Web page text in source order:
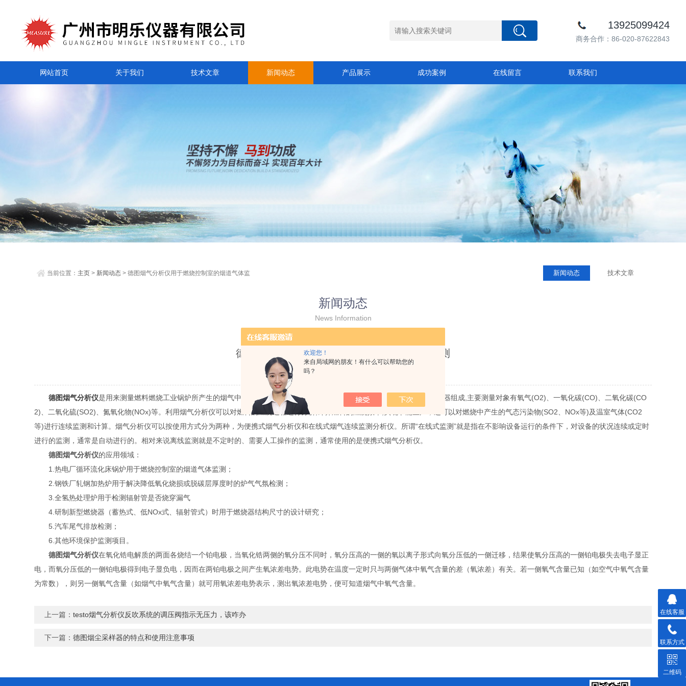
欢迎您！
来自局域网的朋友！有什么可以帮助您的
吗？
13925099424
商务合作：86-020-87622843
网站首页 关于我们 技术文章 新闻动态 产品展示 成功案例 在线留言 联系我们
当前位置： 主页 > 新闻动态 > 德图烟气分析仪用于燃烧控制室的烟道气体监 新闻动态 技术文章
新闻动态
News Information
德图烟气分析仪用于燃烧控制室的烟道气体监测
更新时间：2022-06-20 点击次数：1172
德图烟气分析仪是用来测量燃料燃烧工业锅炉所产生的烟气中污染气体成分的仪器,一般由红外、化学发光、电化学等多种传感器组成,主要测量对象有氧气(O2)、一氧化碳(CO)、二氧化碳(CO
2)、二氧化硫(SO2)、氮氧化物(NOx)等。利用烟气分析仪可以对燃料的燃烧过程进行分析,计算燃料的燃烧效率,实现节能生产；还可以对燃烧中产生的气态污染物(SO2、NOx等)及温室气体(CO2
等)进行连续监测和计算。烟气分析仪可以按使用方式分为两种，为便携式烟气分析仪和在线式烟气连续监测分析仪。所谓“在线式监测”就是指在不影响设备运行的条件下，对设备的状况连续或定时
进行的监测，通常是自动进行的。相对来说离线监测就是不定时的、需要人工操作的监测，通常使用的是便携式烟气分析仪。
德图烟气分析仪的应用领域：
1.热电厂循环流化床锅炉用于燃烧控制室的烟道气体监测；
2.钢铁厂轧钢加热炉用于解决降低氧化烧损或脱碳层厚度时的炉气气氛检测；
3.全氢热处理炉用于检测辐射管是否烧穿漏气
4.研制新型燃烧器（蓄热式、低NOx式、辐射管式）时用于燃烧器结构尺寸的设计研究；
5.汽车尾气排放检测；
6.其他环境保护监测项目。
德图烟气分析仪在氧化锆电解质的两面各烧结一个铂电极，当氧化锆两侧的氧分压不同时，氧分压高的一侧的氧以离子形式向氧分压低的一侧迁移，结果使氧分压高的一侧铂电极失去电子显正
电，而氧分压低的一侧铂电极得到电子显负电，因而在两铂电极之间产生氧浓差电势。此电势在温度一定时只与两侧气体中氧气含量的差（氧浓差）有关。若一侧氧气含量已知（如空气中氧气含量
为常数），则另一侧氧气含量（如烟气中氧气含量）就可用氧浓差电势表示，测出氧浓差电势，便可知道烟气中氧气含量。
上一篇：testo烟气分析仪反吹系统的调压阀指示无压力，该咋办
下一篇：德图烟尘采样器的特点和使用注意事项
在线客服
联系方式
二维码